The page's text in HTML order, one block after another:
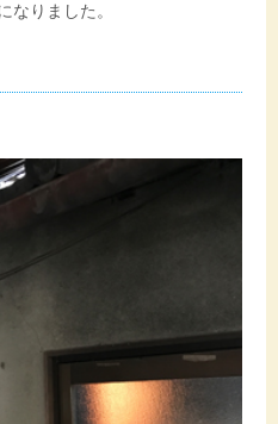
なりました。